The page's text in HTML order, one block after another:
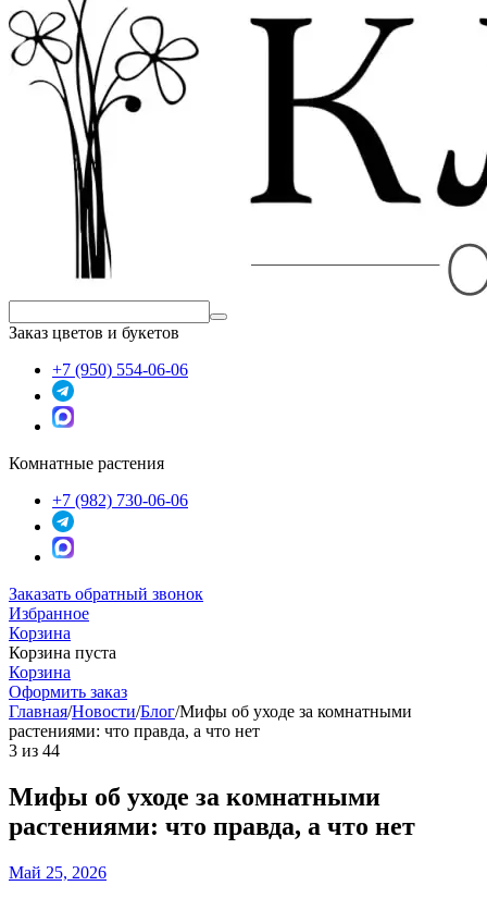
Заказ цветов и букетов
+7 (950) 554-06-06
Комнатные растения
+7 (982) 730-06-06
Заказать обратный звонок
Избранное
Корзина
Корзина пуста
Корзина
Оформить заказ
Главная/Новости/Блог/Мифы об уходе за комнатными
растениями: что правда, а что нет
3 из 44
Мифы об уходе за комнатными
растениями: что правда, а что нет
Май 25, 2026